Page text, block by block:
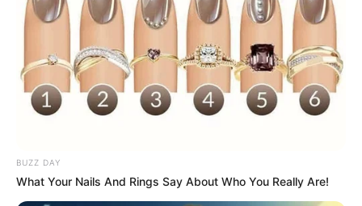
Pelanggan Ini Bikin Auto
Merinding
BUZZ DAY
What Your Nails And Rings Say About Who You Really Are!